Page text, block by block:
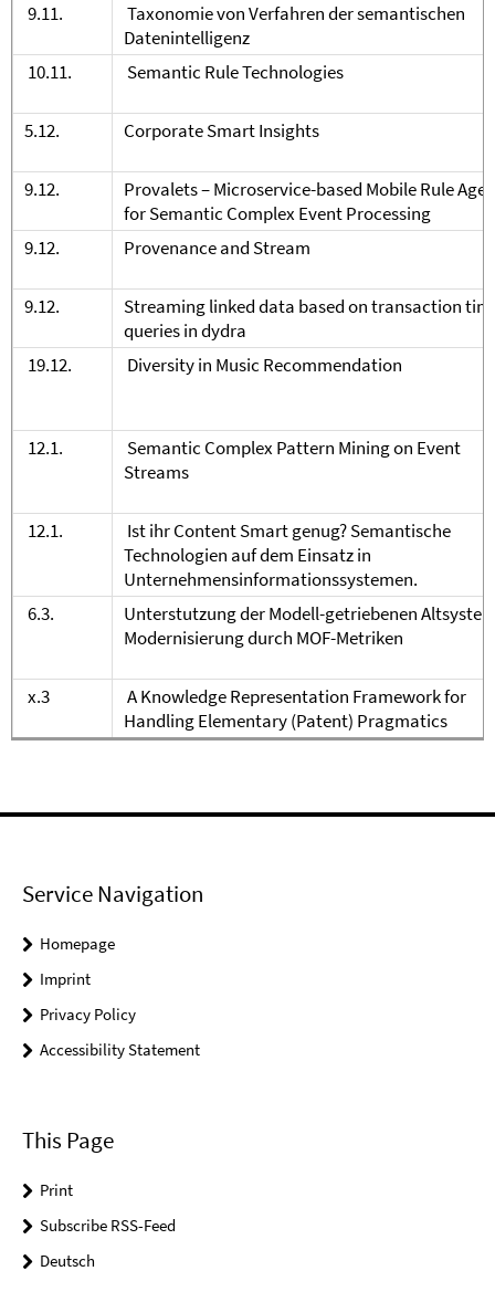
9.11.
Taxonomie von Verfahren der semantischen
Datenintelligenz
10.11.
Semantic Rule Technologies
5.12. Corporate Smart Insights
9.12.
Provalets – Microservice-based Mobile Rule
for Semantic Complex Event Processing
9.12.
Provenance and Stream
9.12.
Streaming linked data based on transaction
queries in dydra
19.12.
Diversity in Music Recommendation
12.1.
Semantic Complex Pattern Mining on Event
Streams
12.1.
Ist ihr Content Smart genug? Semantische
Technologien auf dem Einsatz in
Unternehmensinformationssystemen.
6.3.
Unterstutzung der Modell-getriebenen
Modernisierung durch MOF-Metriken
x.3
A Knowledge Representation Framework for
Handling Elementary (Patent) Pragmatics
Service Navigation
Homepage
Imprint
Privacy Policy
Accessibility Statement
This Page
Print
Subscribe RSS-Feed
Deutsch